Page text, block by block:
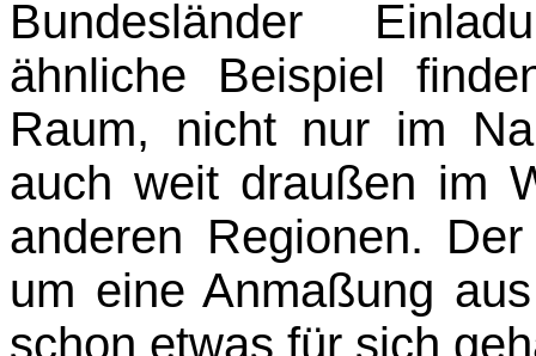
Bundesländer
ähnliche Beispiel
Raum, nicht nur im
auch weit draußen im
anderen Regionen.
um eine Anmaßung
schon etwas für sich